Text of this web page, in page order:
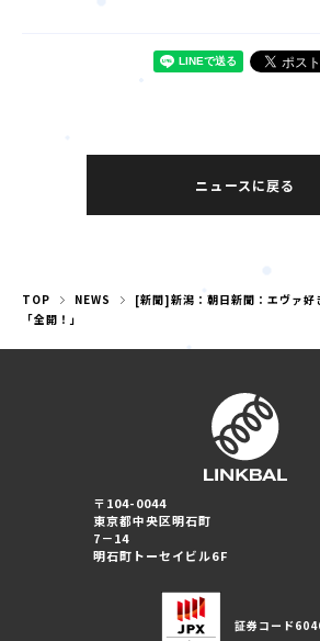
婚活パーティー（東京）
婚活パーティー（大阪）
PRIVACY POLICY
ニュースに戻る
TOP NEWS
[新聞]新潟：朝日新聞：エヴァ好
「全開！」
〒104-0044
東京都中央区明石町
7－14
明石町トーセイビル6F
証券コード